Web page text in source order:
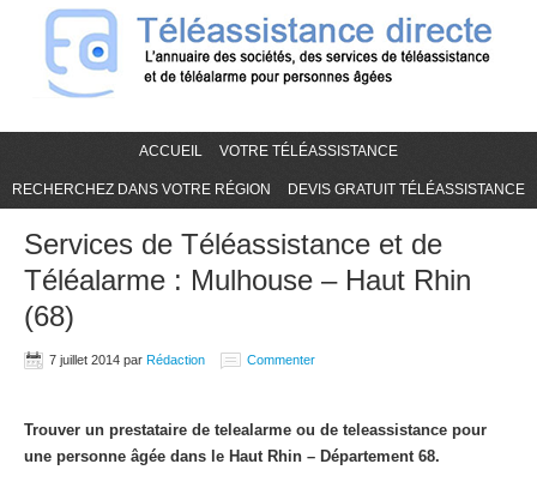
ACCUEIL VOTRE TÉLÉASSISTANCE
RECHERCHEZ DANS VOTRE RÉGION DEVIS GRATUIT TÉLÉASSISTANCE
Services de Téléassistance et de
Téléalarme : Mulhouse – Haut Rhin
(68)
7 juillet 2014 par Rédaction Commenter
Trouver un prestataire de telealarme ou de teleassistance pour
une personne âgée dans le Haut Rhin – Département 68.